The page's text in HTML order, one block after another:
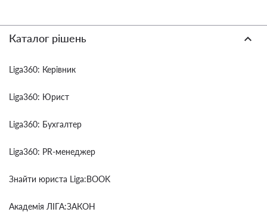
Каталог рішень
Liga360: Керівник
Liga360: Юрист
Liga360: Бухгалтер
Liga360: PR-менеджер
Знайти юриста Liga:BOOK
Академія ЛІГА:ЗАКОН